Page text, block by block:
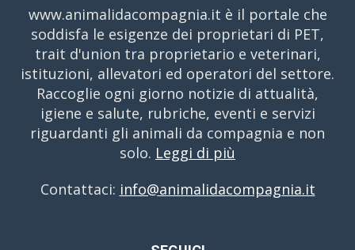
www.animalidacompagnia.it è il portale che
soddisfa le esigenze dei proprietari di PET,
trait d'union tra proprietario e veterinari,
istituzioni, allevatori ed operatori del settore.
Raccoglie ogni giorno notizie di attualità,
igiene e salute, rubriche, eventi e servizi
riguardanti gli animali da compagnia e non
solo. Leggi di più
Contattaci: info@animalidacompagnia.it